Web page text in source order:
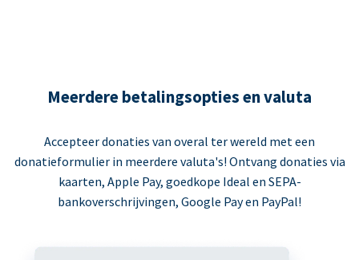
Meerdere betalingsopties en valuta
Accepteer donaties van overal ter wereld met een
donatieformulier in meerdere valuta's! Ontvang donaties via
kaarten, Apple Pay, goedkope Ideal en SEPA-
bankoverschrijvingen, Google Pay en PayPal!